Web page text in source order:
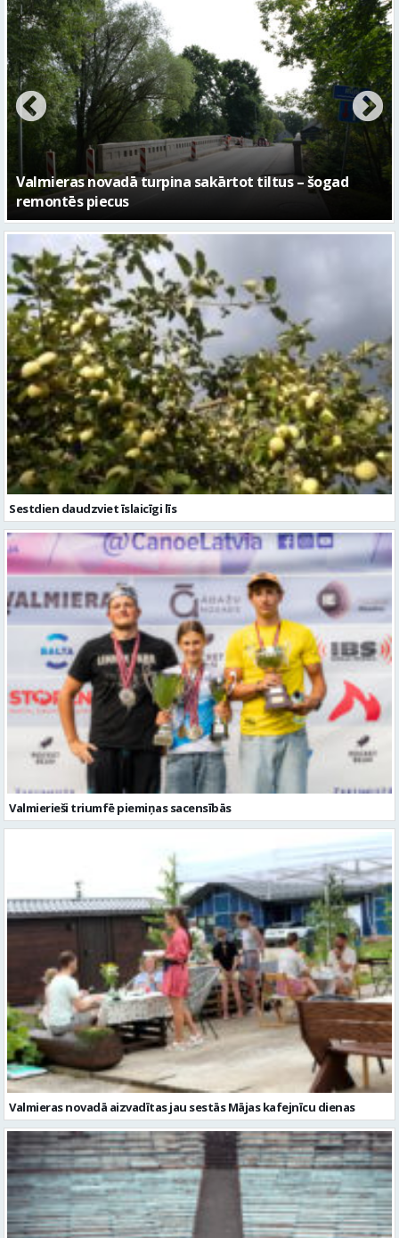
No pagaidu teātra līdz laikmetīgās kultūras centram
– kā attīstīsies “Kurtuve”
Sestdien daudzviet īslaicīgi līs
Valmierieši triumfē piemiņas sacensībās
Valmieras novadā aizvadītas jau sestās Mājas kafejnīcu dienas